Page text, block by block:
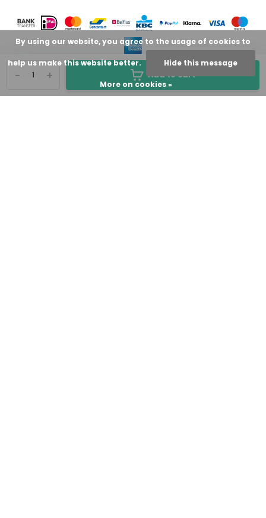
+
- Add to cart
By using our website, you agree to the usage of cookies to
help us make this website better. Hide this message
More on cookies »